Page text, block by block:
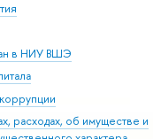
в НИУ ВШЭ
расходах, об имуществе и